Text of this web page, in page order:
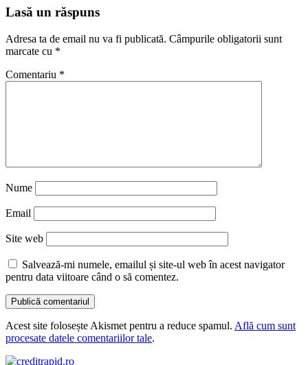
Lasă un răspuns
Adresa ta de email nu va fi publicată. Câmpurile obligatorii sunt
marcate cu *
Comentariu *
Nume
Email
Site web
Salvează-mi numele, emailul și site-ul web în acest navigator
pentru data viitoare când o să comentez.
Acest site folosește Akismet pentru a reduce spamul. Află cum sunt
procesate datele comentariilor tale.